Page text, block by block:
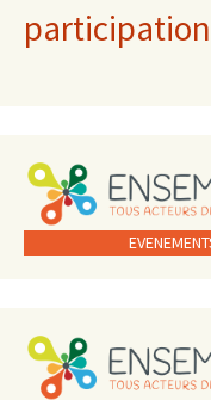
participation